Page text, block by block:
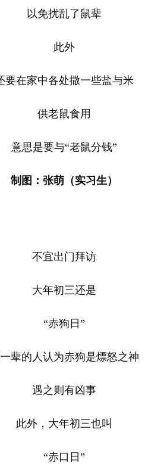
以免扰乱了鼠辈
此外
要在家中各处撒一些盐与米
供老鼠食用
意思是要与“老鼠分钱”
制图：张萌（实习生）
不宜出门拜访
大年初三还是
“赤狗日”
辈的人认为赤狗是熛怒之神
遇之则有凶事
此外，大年初三也叫
“赤口日”